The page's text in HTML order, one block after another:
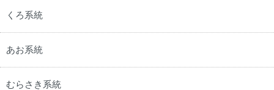
くろ系統
あお系統
むらさき系統